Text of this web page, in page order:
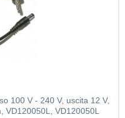
100 V - 240 V, uscita 12 V,
VD120050L, VD120050L